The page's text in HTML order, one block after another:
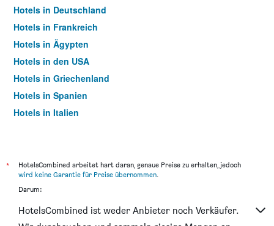
Hotels in Deutschland
Hotels in Frankreich
Hotels in Ägypten
Hotels in den USA
Hotels in Griechenland
Hotels in Spanien
Hotels in Italien
*
HotelsCombined arbeitet hart daran, genaue Preise zu erhalten, jedoch
wird keine Garantie für Preise übernommen.
Darum:
HotelsCombined ist weder Anbieter noch Verkäufer.